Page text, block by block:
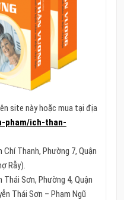
site này hoặc mua tại địa
pham/ich-than-
Thanh, Phường 7, Quận
Rẫy).
Sơn, Phường 4, Quận
Thái Sơn – Phạm Ngũ